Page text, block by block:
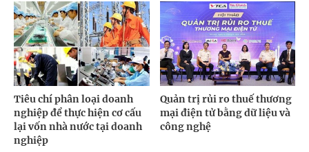
Tiêu chí phân loại doanh
nghiệp để thực hiện cơ cấu
lại vốn nhà nước tại doanh
nghiệp
Quản trị rủi ro thuế thương
mại điện tử bằng dữ liệu và
công nghệ